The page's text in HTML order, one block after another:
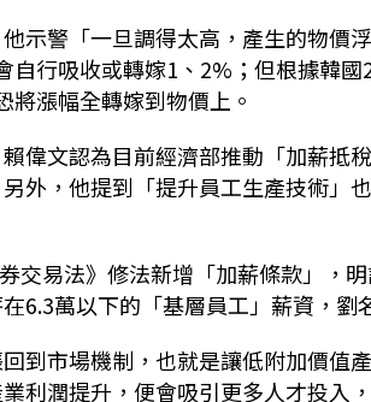
示警「一旦調得太高，產生的物價
自行吸收或轉嫁1、2%；但根據韓
漲幅全轉嫁到物價上。
偉文認為目前經濟部推動「加薪抵
外，他提到「提升員工生產技術」
交易法》修法新增「加薪條款」，
6.3萬以下的「基層員工」薪資，劉
到市場機制，也就是讓低附加價值
利潤提升，便會吸引更多人才投入